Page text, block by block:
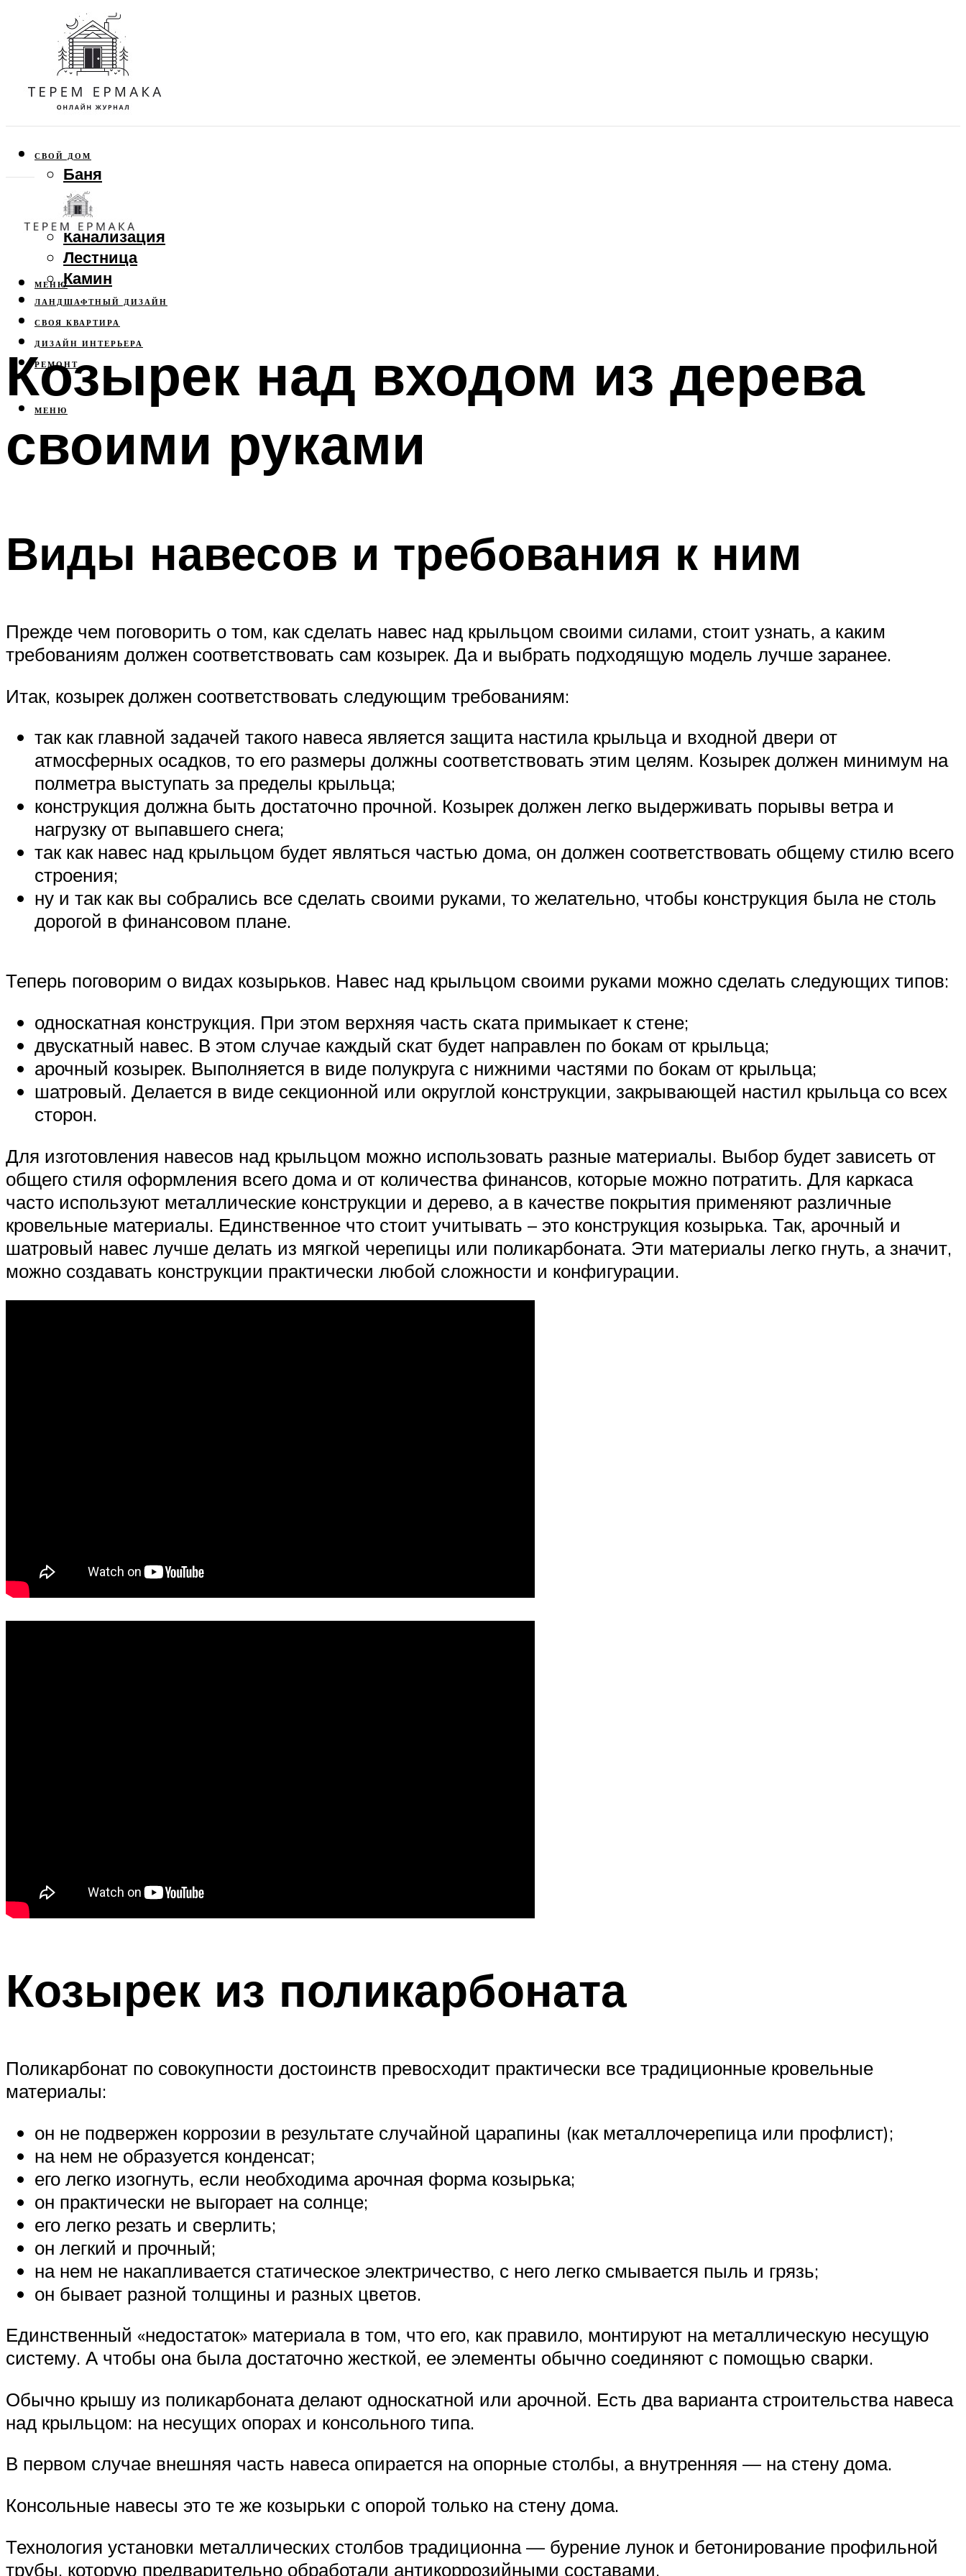
СВОЙ ДОМ
Баня
Веранда
Забор
Канализация
Лестница
Камин
ЛАНДШАФТНЫЙ ДИЗАЙН
СВОЯ КВАРТИРА
ДИЗАЙН ИНТЕРЬЕРА
РЕМОНТ
МЕНЮ
МЕНЮ
Козырек над входом из дерева
своими руками
Виды навесов и требования к ним
Прежде чем поговорить о том, как сделать навес над крыльцом своими силами, стоит узнать, а каким
требованиям должен соответствовать сам козырек. Да и выбрать подходящую модель лучше заранее.
Итак, козырек должен соответствовать следующим требованиям:
так как главной задачей такого навеса является защита настила крыльца и входной двери от
атмосферных осадков, то его размеры должны соответствовать этим целям. Козырек должен минимум на
полметра выступать за пределы крыльца;
конструкция должна быть достаточно прочной. Козырек должен легко выдерживать порывы ветра и
нагрузку от выпавшего снега;
так как навес над крыльцом будет являться частью дома, он должен соответствовать общему стилю всего
строения;
ну и так как вы собрались все сделать своими руками, то желательно, чтобы конструкция была не столь
дорогой в финансовом плане.
Теперь поговорим о видах козырьков. Навес над крыльцом своими руками можно сделать следующих типов:
односкатная конструкция. При этом верхняя часть ската примыкает к стене;
двускатный навес. В этом случае каждый скат будет направлен по бокам от крыльца;
арочный козырек. Выполняется в виде полукруга с нижними частями по бокам от крыльца;
шатровый. Делается в виде секционной или округлой конструкции, закрывающей настил крыльца со всех
сторон.
Для изготовления навесов над крыльцом можно использовать разные материалы. Выбор будет зависеть от
общего стиля оформления всего дома и от количества финансов, которые можно потратить. Для каркаса
часто используют металлические конструкции и дерево, а в качестве покрытия применяют различные
кровельные материалы. Единственное что стоит учитывать – это конструкция козырька. Так, арочный и
шатровый навес лучше делать из мягкой черепицы или поликарбоната. Эти материалы легко гнуть, а значит,
можно создавать конструкции практически любой сложности и конфигурации.
Козырек из поликарбоната
Поликарбонат по совокупности достоинств превосходит практически все традиционные кровельные
материалы:
он не подвержен коррозии в результате случайной царапины (как металлочерепица или профлист);
на нем не образуется конденсат;
его легко изогнуть, если необходима арочная форма козырька;
он практически не выгорает на солнце;
его легко резать и сверлить;
он легкий и прочный;
на нем не накапливается статическое электричество, с него легко смывается пыль и грязь;
он бывает разной толщины и разных цветов.
Единственный «недостаток» материала в том, что его, как правило, монтируют на металлическую несущую
систему. А чтобы она была достаточно жесткой, ее элементы обычно соединяют с помощью сварки.
Обычно крышу из поликарбоната делают односкатной или арочной. Есть два варианта строительства навеса
над крыльцом: на несущих опорах и консольного типа.
В первом случае внешняя часть навеса опирается на опорные столбы, а внутренняя — на стену дома.
Консольные навесы это те же козырьки с опорой только на стену дома.
Технология установки металлических столбов традиционна — бурение лунок и бетонирование профильной
трубы, которую предварительно обработали антикоррозийными составами.